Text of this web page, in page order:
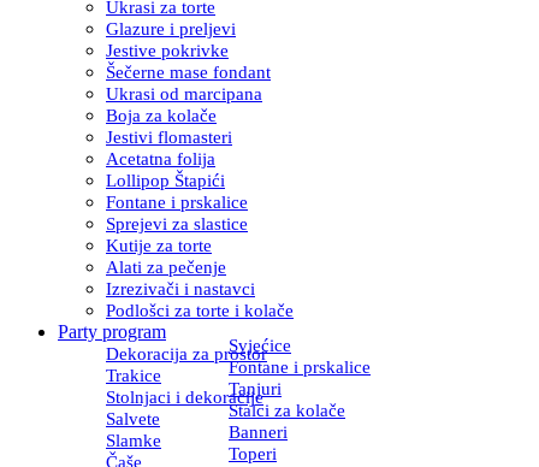
Ukrasi za torte
Glazure i preljevi
Jestive pokrivke
Šečerne mase fondant
Ukrasi od marcipana
Boja za kolače
Jestivi flomasteri
Acetatna folija
Lollipop Štapići
Fontane i prskalice
Sprejevi za slastice
Kutije za torte
Alati za pečenje
Izrezivači i nastavci
Podlošci za torte i kolače
Party program
Dekoracija za prostor
Svjećice
Trakice
Fontane i prskalice
Stolnjaci i dekoracije
Tanjuri
Salvete
Stalci za kolače
Slamke
Banneri
Čaše
Toperi